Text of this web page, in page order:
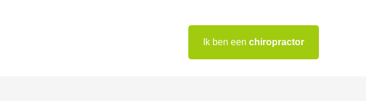
Ik ben een chiropractor